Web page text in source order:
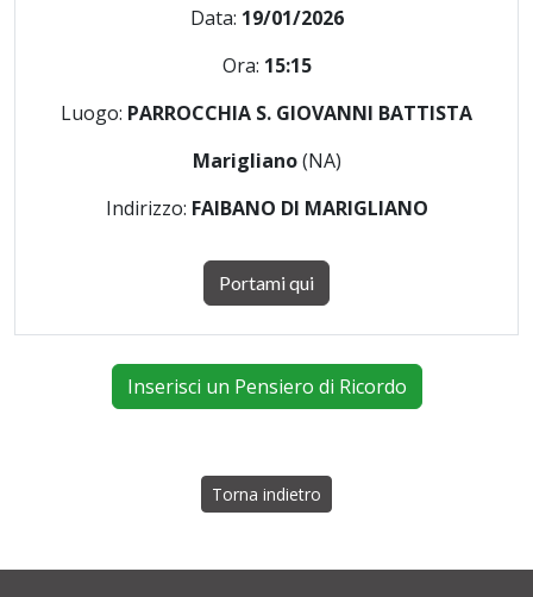
Data: 19/01/2026
Ora: 15:15
Luogo: PARROCCHIA S. GIOVANNI BATTISTA
Marigliano(NA)
Indirizzo: FAIBANO DI MARIGLIANO
Portami qui
Inserisci un Pensiero di Ricordo
Torna indietro